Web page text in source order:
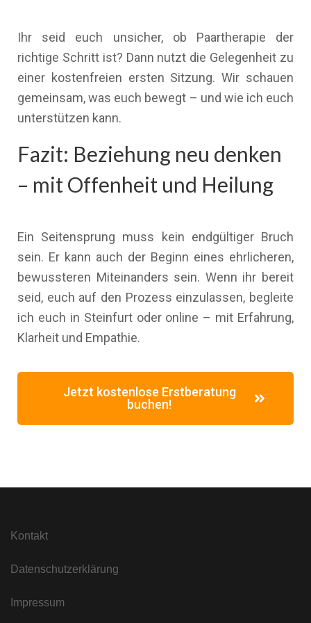
Ihr seid euch unsicher, ob Paartherapie der
richtige Schritt ist? Dann nutzt die Gelegenheit zu
einer kostenfreien ersten Sitzung. Wir schauen
gemeinsam, was euch bewegt – und wie ich euch
unterstützen kann.
Fazit: Beziehung neu denken
– mit Offenheit und Heilung
Ein Seitensprung muss kein endgültiger Bruch
sein. Er kann auch der Beginn eines ehrlicheren,
bewussteren Miteinanders sein. Wenn ihr bereit
seid, euch auf den Prozess einzulassen, begleite
ich euch in Steinfurt oder online – mit Erfahrung,
Klarheit und Empathie.
Jetzt kostenlose Erstberatung
buchen!
Kontakt
Datenschutzerklärung
Impressum